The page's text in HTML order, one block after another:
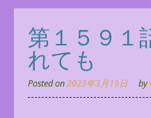
第１５９
れても
Posted on2023年3月19日 by